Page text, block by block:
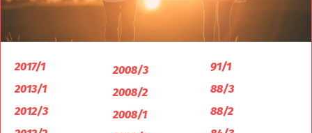
2017/1
2013/1
2012/3
2008/3
2008/2
2008/1
91/1
88/3
88/2